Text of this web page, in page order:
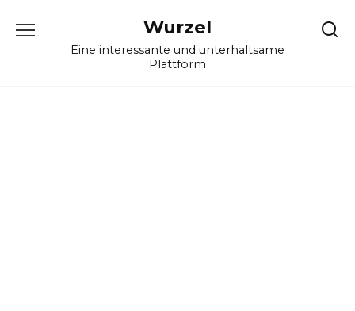
Wurzel
Eine interessante und unterhaltsame
Plattform